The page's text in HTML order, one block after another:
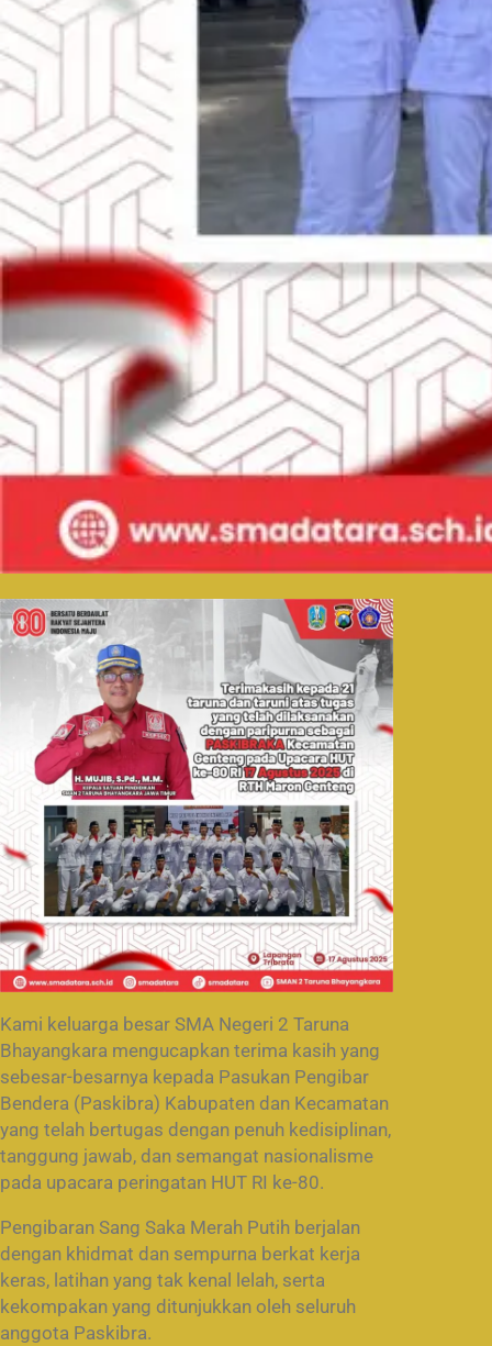
Kami keluarga besar SMA Negeri 2 Taruna
Bhayangkara mengucapkan terima kasih yang
sebesar-besarnya kepada Pasukan Pengibar
Bendera (Paskibra) Kabupaten dan Kecamatan
yang telah bertugas dengan penuh kedisiplinan,
tanggung jawab, dan semangat nasionalisme
pada upacara peringatan HUT RI ke-80.
Pengibaran Sang Saka Merah Putih berjalan
dengan khidmat dan sempurna berkat kerja
keras, latihan yang tak kenal lelah, serta
kekompakan yang ditunjukkan oleh seluruh
anggota Paskibra.